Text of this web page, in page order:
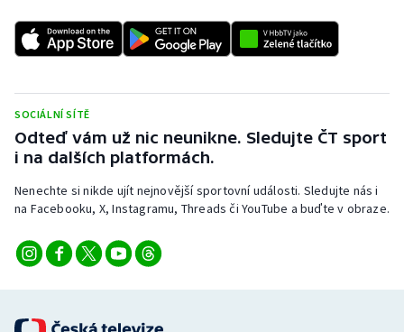
Sportovní střelba
Stolní tenis
Triatlon
Veslování
Volejbal
SOCIÁLNÍ SÍTĚ
Odteď vám už nic neunikne. Sledujte ČT sport
i na dalších platformách.
Nenechte si nikde ujít nejnovější sportovní události. Sledujte nás i
na Facebooku, X, Instagramu, Threads či YouTube a buďte v obraze.